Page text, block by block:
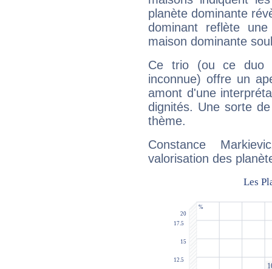
planète dominante
dominant reflète
maison dominante
Ce trio (ou ce duo
inconnue) offre un
amont d'une
dignités. Une sorte
thème.
Constance
valorisation des